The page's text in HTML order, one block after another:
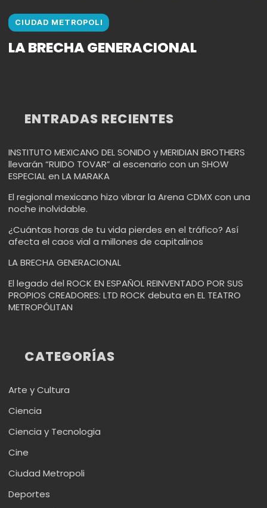
CIUDAD METROPOLI
LA BRECHA GENERACIONAL
ENTRADAS RECIENTES
INSTITUTO MEXICANO DEL SONIDO y MERIDIAN BROTHERS
llevarán “RUIDO TOVAR” al escenario con un SHOW
ESPECIAL en LA MARAKA
El regional mexicano hizo vibrar la Arena CDMX con una
noche inolvidable.
¿Cuántas horas de tu vida pierdes en el tráfico? Así
afecta el caos vial a millones de capitalinos
LA BRECHA GENERACIONAL
El legado del ROCK EN ESPAÑOL REINVENTADO POR SUS
PROPIOS CREADORES: LTD ROCK debuta en EL TEATRO
METROPÓLITAN
CATEGORÍAS
Arte y Cultura
Ciencia
Ciencia y Tecnologia
Cine
Ciudad Metropoli
Deportes